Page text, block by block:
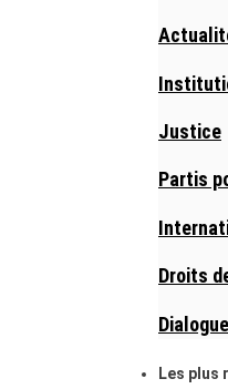
Justice
Partis
Droits
Les plus